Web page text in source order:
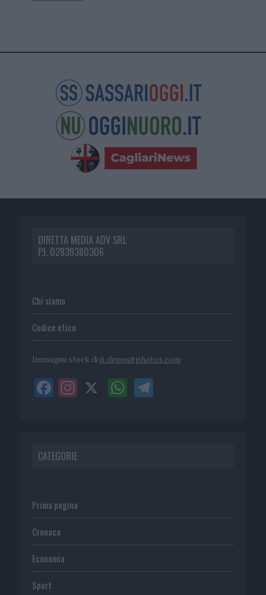
DIRETTA MEDIA ADV SRL
P.I. 02839380306
Chi siamo
Codice etico
Immagini stock di it.depositphotos.com
CATEGORIE
Prima pagina
Cronaca
Economia
Sport